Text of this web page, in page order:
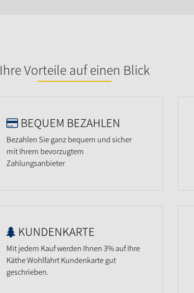
Ihre Vorteile auf einen Blick
BEQUEM BEZAHLEN
Bezahlen Sie ganz bequem und sicher
mit Ihrem bevorzugtem
Zahlungsanbieter
KUNDENKARTE
Mit jedem Kauf werden Ihnen 3% auf Ihre
Käthe Wohlfahrt Kundenkarte gut
geschrieben.